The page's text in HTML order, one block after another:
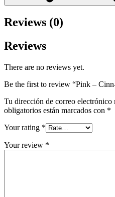
Reviews (0)
Reviews
There are no reviews yet.
Be the first to review “Pink –
Tu dirección de correo electrónico
obligatorios están marcados con *
Your rating *
Your review *